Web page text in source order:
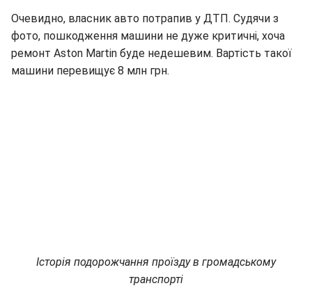
Очевидно, власник авто потрапив у ДТП. Судячи з
фото, пошкодження машини не дуже критичні, хоча
ремонт Aston Martin буде недешевим. Вартість такої
машини перевищує 8 млн грн.
Історія подорожчання проїзду в громадському
транспорті